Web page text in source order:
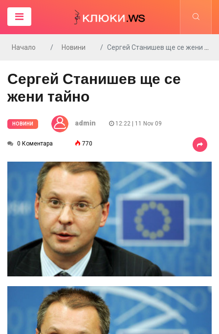
Начало Новини Сергей Станишев ще се жени тайно
Сергей Станишев ще се
жени тайно
НОВИНИ admin 12:22 | 11 Nov 09
0 Коментара 770